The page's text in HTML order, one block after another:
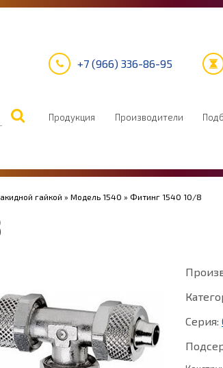
+7 (966) 336-86-95
Продукция Производители
гайкой » Модель 1540 » Фитинг 1540 10/8
Серия: